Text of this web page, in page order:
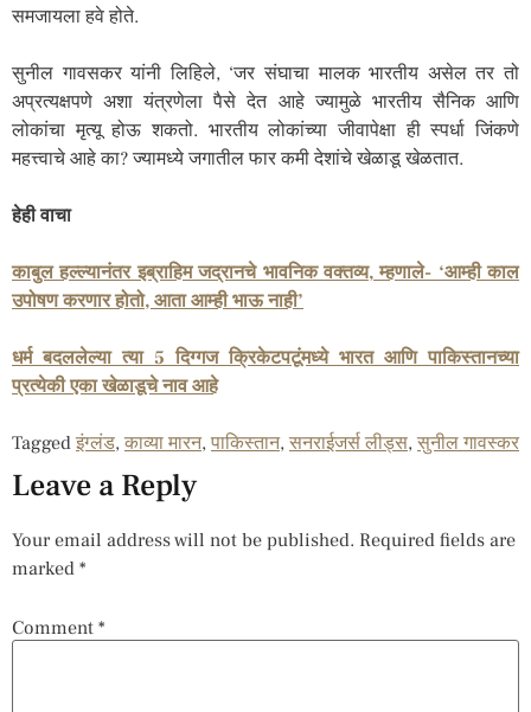
समजायला हवे होते.
सुनील गावसकर यांनी लिहिले, ‘जर संघाचा मालक भारतीय असेल तर तो
अप्रत्यक्षपणे अशा यंत्रणेला पैसे देत आहे ज्यामुळे भारतीय सैनिक आणि
लोकांचा मृत्यू होऊ शकतो. भारतीय लोकांच्या जीवापेक्षा ही स्पर्धा जिंकणे
महत्त्वाचे आहे का? ज्यामध्ये जगातील फार कमी देशांचे खेळाडू खेळतात.
हेही वाचा
काबुल हल्ल्यानंतर इब्राहिम जद्रानचे भावनिक वक्तव्य, म्हणाले- ‘आम्ही काल
उपोषण करणार होतो, आता आम्ही भाऊ नाही’
धर्म बदललेल्या त्या 5 दिग्गज क्रिकेटपटूंमध्ये भारत आणि पाकिस्तानच्या
प्रत्येकी एका खेळाडूचे नाव आहे
Tagged इंग्लंड, काव्या मारन, पाकिस्तान, सनराईजर्स लीड्स, सुनील गावस्कर
Leave a Reply
Your email address will not be published. Required fields are
marked *
Comment *